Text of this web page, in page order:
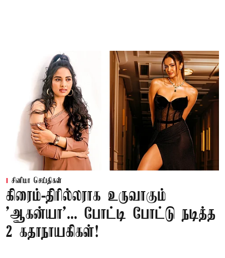
சினிமா செய்திகள்
கிரைம்-திரில்லராக உருவாகும்
'ஆகன்யா'... போட்டி போட்டு நடித்த
2 கதாநாயகிகள்!